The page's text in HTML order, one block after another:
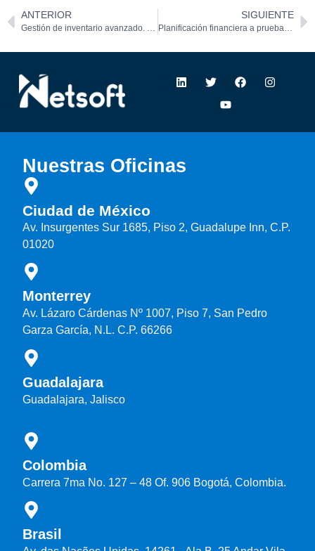
ANTERIOR
Gestión de inventario avanzado. Mejores prácticas con NetSuite.
SIGUIENTE
Planificación financiera a prueba de riesgos. Anticipe las crisis con una herramienta innovadora
Nuestras Oficinas
Ciudad de México
Av. Insurgentes Sur 1685, Piso 2, Guadalupe Inn, C.P.
01020
Monterrey
Av. Lázaro Cárdenas Nº 1007, Piso 7, San Pedro
Garza García, N.L. C.P. 66266
Guadalajara
Guadalajara, Jalisco
Colombia
Carrera 7ma No. 127 – 48 Of. 906 Bogotá, Colombia.
Brasil